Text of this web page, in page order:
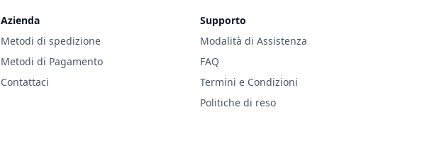
Azienda
Metodi di spedizione
Metodi di Pagamento
Contattaci
Supporto
Modalità di Assistenza
FAQ
Termini e Condizioni
Politiche di reso